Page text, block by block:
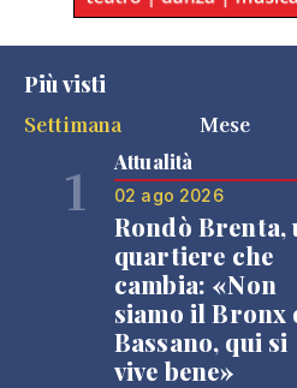
Più visti
Settimana
Mese
1 Attualità
02 ago 2026
Rondò Brenta,
quartiere che
cambia: «Non
siamo il Bronx
Bassano, qui si
vive bene»